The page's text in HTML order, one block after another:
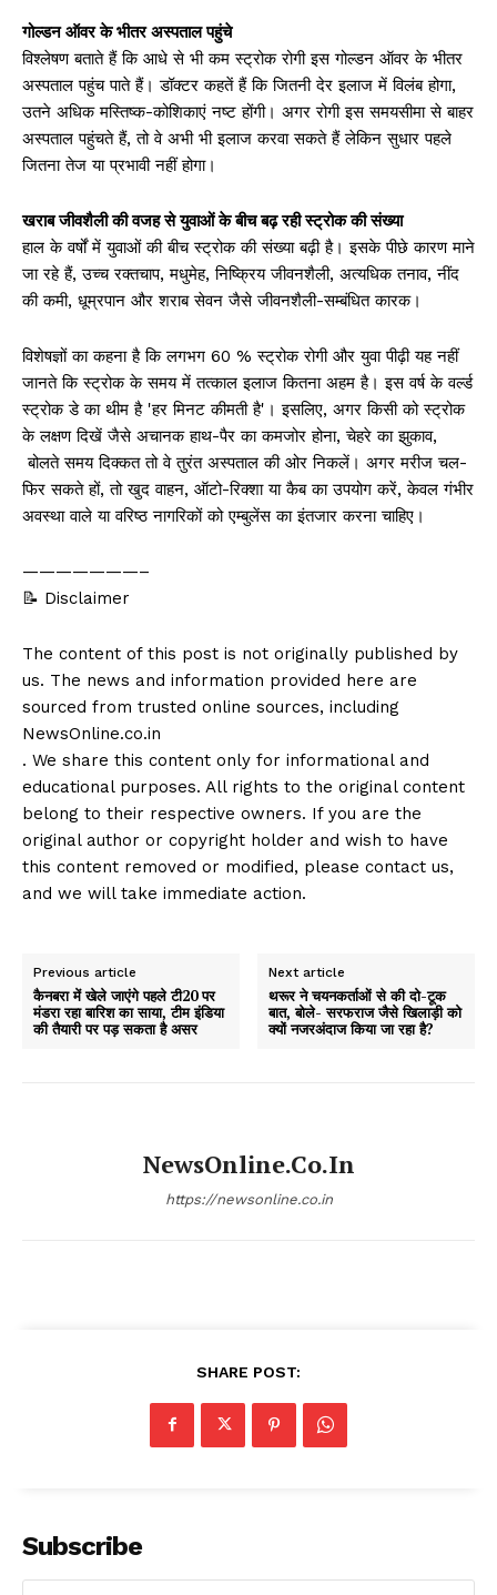
गोल्डन ऑवर के भीतर अस्पताल पहुंचे
विश्लेषण बताते हैं कि आधे से भी कम स्ट्रोक रोगी इस गोल्डन ऑवर के भीतर
अस्पताल पहुंच पाते हैं। डॉक्टर कहतें हैं कि जितनी देर इलाज में विलंब होगा,
उतने अधिक मस्तिष्क-कोशिकाएं नष्ट होंगी। अगर रोगी इस समयसीमा से बाहर
अस्पताल पहुंचते हैं, तो वे अभी भी इलाज करवा सकते हैं लेकिन सुधार पहले
जितना तेज या प्रभावी नहीं होगा।
खराब जीवशैली की वजह से युवाओं के बीच बढ़ रही स्ट्रोक की संख्या
हाल के वर्षों में युवाओं की बीच स्ट्रोक की संख्या बढ़ी है। इसके पीछे कारण माने
जा रहे हैं, उच्च रक्तचाप, मधुमेह, निष्क्रिय जीवनशैली, अत्यधिक तनाव, नींद
की कमी, धूम्रपान और शराब सेवन जैसे जीवनशैली-सम्बंधित कारक।
विशेषज्ञों का कहना है कि लगभग 60 % स्ट्रोक रोगी और युवा पीढ़ी यह नहीं
जानते कि स्ट्रोक के समय में तत्काल इलाज कितना अहम है। इस वर्ष के वर्ल्ड
स्ट्रोक डे का थीम है 'हर मिनट कीमती है'। इसलिए, अगर किसी को स्ट्रोक
के लक्षण दिखें जैसे अचानक हाथ-पैर का कमजोर होना, चेहरे का झुकाव,
बोलते समय दिक्कत तो वे तुरंत अस्पताल की ओर निकलें। अगर मरीज चल-
फिर सकते हों, तो खुद वाहन, ऑटो-रिक्शा या कैब का उपयोग करें, केवल गंभीर
अवस्था वाले या वरिष्ठ नागरिकों को एम्बुलेंस का इंतजार करना चाहिए।
———————–
📝 Disclaimer
The content of this post is not originally published by
us. The news and information provided here are
sourced from trusted online sources, including
NewsOnline.co.in
. We share this content only for informational and
educational purposes. All rights to the original content
belong to their respective owners. If you are the
original author or copyright holder and wish to have
this content removed or modified, please contact us,
and we will take immediate action.
Previous article
कैनबरा में खेले जाएंगे पहले टी20 पर
मंडरा रहा बारिश का साया, टीम इंडिया
की तैयारी पर पड़ सकता है असर
Next article
थरूर ने चयनकर्ताओं से की दो-टूक
बात, बोले- सरफराज जैसे खिलाड़ी को
क्यों नजरअंदाज किया जा रहा है?
NewsOnline.co.in
https://newsonline.co.in
SHARE POST:
Subscribe